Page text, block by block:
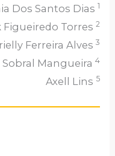
Dos Santos Dias 1
Figueiredo Torres 2
Ferreira Alves 3
Mangueira 4
Axell Lins 5